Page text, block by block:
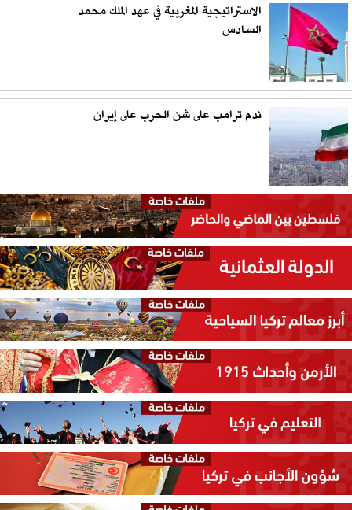
الاستراتيجية المغربية في عهد الملك محمد
السادس
ندم ترامب على شن الحرب على إيران